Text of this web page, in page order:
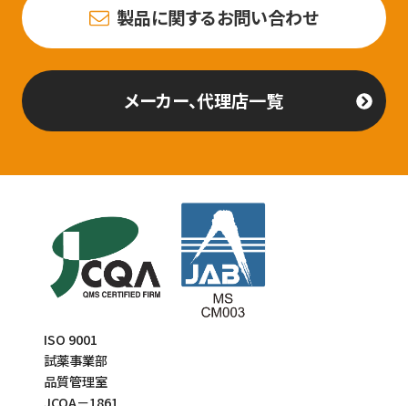
製品に関するお問い合わせ
メーカー、代理店一覧
ISO 9001
試薬事業部
品質管理室
JCQA－1861